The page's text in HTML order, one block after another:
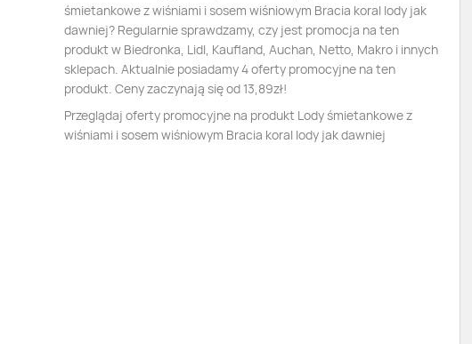
śmietankowe z wiśniami i sosem wiśniowym Bracia koral lody jak
dawniej? Regularnie sprawdzamy, czy jest promocja na ten
produkt w Biedronka, Lidl, Kaufland, Auchan, Netto, Makro i innych
sklepach. Aktualnie posiadamy 4 oferty promocyjne na ten
produkt. Ceny zaczynają się od 13,89zł!
Przeglądaj oferty promocyjne na produkt Lody śmietankowe z
wiśniami i sosem wiśniowym Bracia koral lody jak dawniej